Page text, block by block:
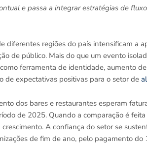
e passa a integrar estratégias de
diferentes regiões do país intensificam a
de público. Mais do que um evento
ferramenta de identidade, aumento
de expectativas positivas para o setor de
dos bares e restaurantes esperam
de 2025. Quando a comparação é
A confiança do setor se
de fim de ano, pelo pagamento do